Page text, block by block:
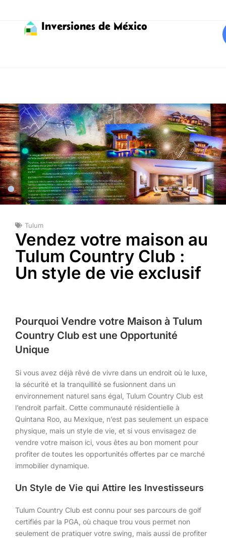
Inversiones de México
Tulum
Vendez votre maison au
Tulum Country Club :
Un style de vie exclusif
Pourquoi Vendre votre Maison à Tulum
Country Club est une Opportunité
Unique
Si vous avez déjà rêvé de vivre dans un endroit où le luxe,
la sécurité et la tranquillité se fusionnent dans un
environnement naturel sans égal, Tulum Country Club est
l’endroit parfait. Cette communauté résidentielle à
Quintana Roo, au Mexique, n’est pas seulement un espace
physique, mais un style de vie, et si vous envisagez de
vendre votre maison ici, vous êtes au bon moment pour
profiter de toutes les opportunités offertes par ce marché
immobilier dynamique.
Un Style de Vie qui Attire les Investisseurs
Tulum Country Club est connu pour ses parcours de golf
certifiés par la PGA, où chaque trou vous permet non
seulement de pratiquer votre swing, mais aussi de profiter